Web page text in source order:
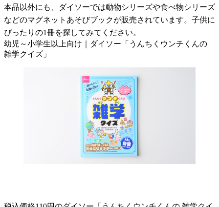
本品以外にも、ダイソーでは動物シリーズや食べ物シリーズ
などのマグネットあそびブックが販売されています。子供に
ぴったりの1冊を探してみてください。
幼児～小学生以上向け｜ダイソー「うんちくウンチくんの
雑学クイズ」